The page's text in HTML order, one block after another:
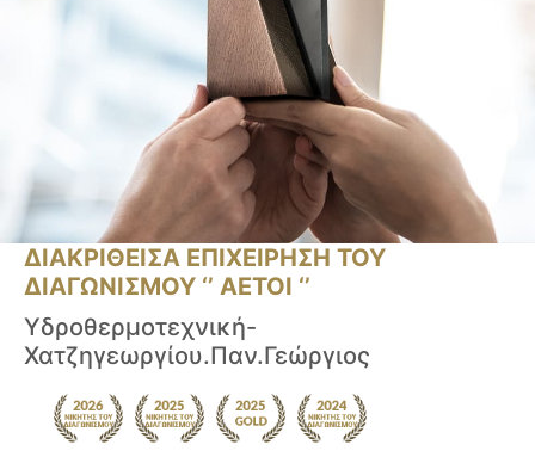
ΔΙΑΚΡΙΘΕΙΣΑ ΕΠΙΧΕΙΡΗΣΗ ΤΟΥ
ΔΙΑΓΩΝΙΣΜΟΥ ‘’ ΑΕΤΟΙ ‘’
Yδροθερμοτεχνική-
Χατζηγεωργίου.Παν.Γεώργιος